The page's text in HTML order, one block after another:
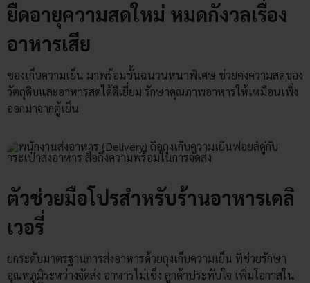
ยืดอายุความสดใหม่ หมดกังวลเรื่อง
อาหารเสีย
ซองเก็บความเย็น มาพร้อมชั้นฉนวนหนาพิเศษ ช่วยคงความสดของ
วัตถุดิบและอาหารสดได้ดีเยี่ยม รักษาคุณภาพอาหารให้เหมือนเพิ่ง
ออกมาจากตู้เย็น
ตัวช่วยมือโปรสำหรับร้านอาหารเดลิ
เวอรี่
ยกระดับมาตรฐานการส่งอาหารด้วยถุงเก็บความเย็น ที่ช่วยรักษา
อุณหภูมิระหว่างจัดส่ง อาหารไม่เซ็ง ลูกค้าประทับใจ เพิ่มโอกาสใน